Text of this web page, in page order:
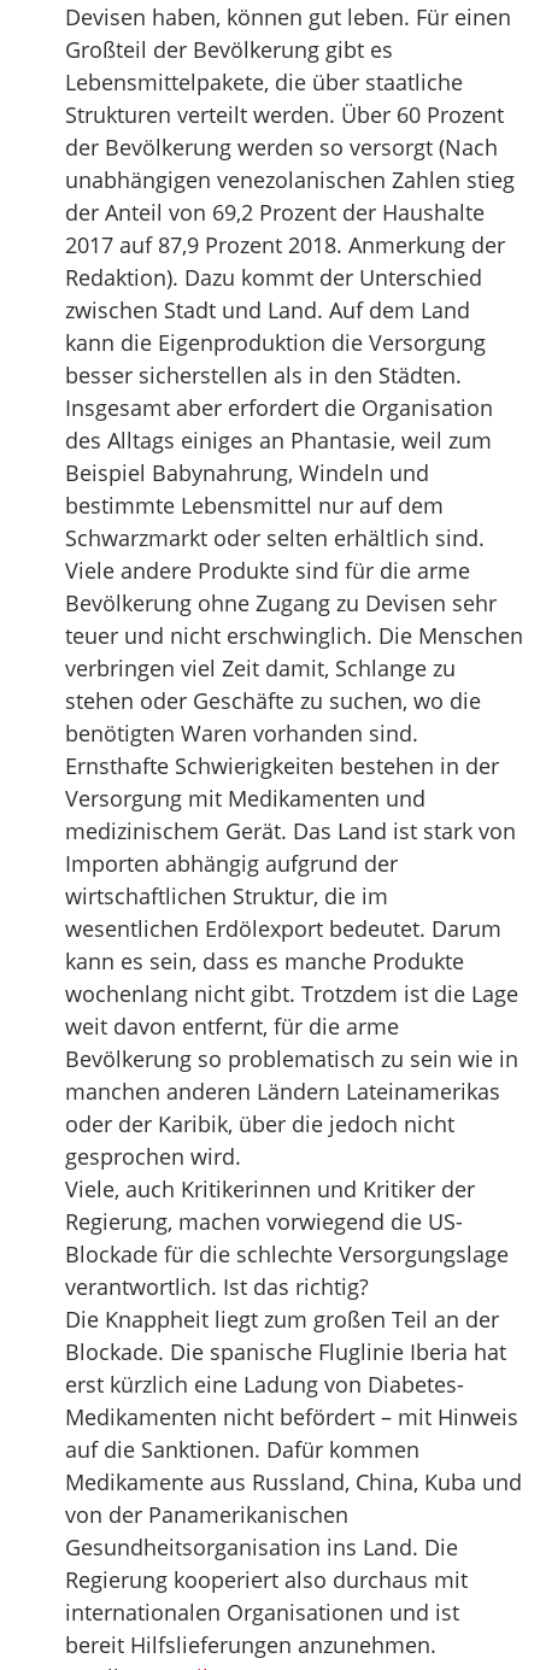
Devisen haben, können gut leben. Für einen
Großteil der Bevölkerung gibt es
Lebensmittelpakete, die über staatliche
Strukturen verteilt werden. Über 60 Prozent
der Bevölkerung werden so versorgt (Nach
unabhängigen venezolanischen Zahlen stieg
der Anteil von 69,2 Prozent der Haushalte
2017 auf 87,9 Prozent 2018. Anmerkung der
Redaktion). Dazu kommt der Unterschied
zwischen Stadt und Land. Auf dem Land
kann die Eigenproduktion die Versorgung
besser sicherstellen als in den Städten.
Insgesamt aber erfordert die Organisation
des Alltags einiges an Phantasie, weil zum
Beispiel Babynahrung, Windeln und
bestimmte Lebensmittel nur auf dem
Schwarzmarkt oder selten erhältlich sind.
Viele andere Produkte sind für die arme
Bevölkerung ohne Zugang zu Devisen sehr
teuer und nicht erschwinglich. Die Menschen
verbringen viel Zeit damit, Schlange zu
stehen oder Geschäfte zu suchen, wo die
benötigten Waren vorhanden sind.
Ernsthafte Schwierigkeiten bestehen in der
Versorgung mit Medikamenten und
medizinischem Gerät. Das Land ist stark von
Importen abhängig aufgrund der
wirtschaftlichen Struktur, die im
wesentlichen Erdölexport bedeutet. Darum
kann es sein, dass es manche Produkte
wochenlang nicht gibt. Trotzdem ist die Lage
weit davon entfernt, für die arme
Bevölkerung so problematisch zu sein wie in
manchen anderen Ländern Lateinamerikas
oder der Karibik, über die jedoch nicht
gesprochen wird.
Viele, auch Kritikerinnen und Kritiker der
Regierung, machen vorwiegend die US-
Blockade für die schlechte Versorgungslage
verantwortlich. Ist das richtig?
Die Knappheit liegt zum großen Teil an der
Blockade. Die spanische Fluglinie Iberia hat
erst kürzlich eine Ladung von Diabetes-
Medikamenten nicht befördert – mit Hinweis
auf die Sanktionen. Dafür kommen
Medikamente aus Russland, China, Kuba und
von der Panamerikanischen
Gesundheitsorganisation ins Land. Die
Regierung kooperiert also durchaus mit
internationalen Organisationen und ist
bereit Hilfslieferungen anzunehmen.